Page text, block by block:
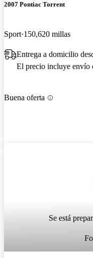
2007 Pontiac Torrent
Sport 150,620 millas
Entrega a domicilio
El precio incluye envío
Buena oferta
Se está